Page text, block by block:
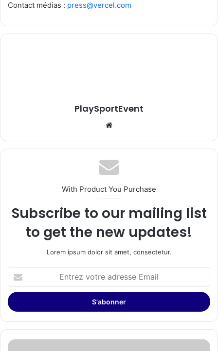
Contact médias : press@vercel.com
PlaySportEvent
With Product You Purchase
Subscribe to our mailing list
to get the new updates!
Lorem ipsum dolor sit amet, consectetur.
votre
adresse
Email
Infobip